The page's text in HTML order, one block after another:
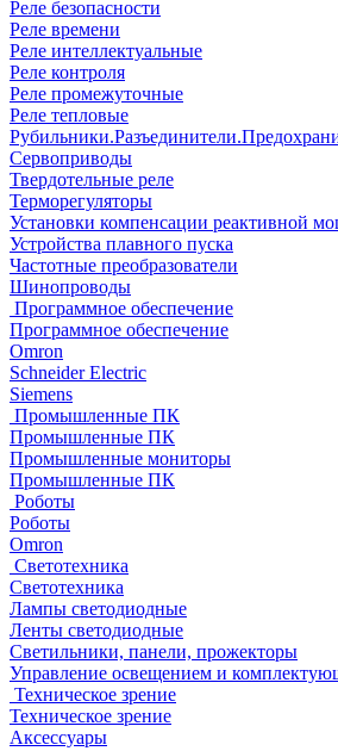
Реле безопасности
Реле времени
Реле интеллектуальные
Реле контроля
Реле промежуточные
Реле тепловые
Сервоприводы
Твердотельные реле
Терморегуляторы
Установки компенсации реактивной
Устройства плавного пуска
Частотные преобразователи
Шинопроводы
Программное обеспечение
Программное обеспечение
Omron
Schneider Electric
Siemens
Промышленные ПК
Промышленные ПК
Промышленные мониторы
Промышленные ПК
Роботы
Роботы
Omron
Светотехника
Светотехника
Лампы светодиодные
Ленты светодиодные
Светильники, панели, прожекторы
Управление освещением и
Техническое зрение
Техническое зрение
Аксессуары